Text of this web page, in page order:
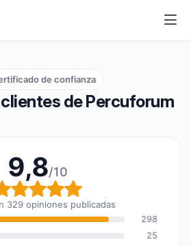
10
de Percuforum
de confianza
9,8/10
global: 9,8
329 opiniones publicadas
298
25